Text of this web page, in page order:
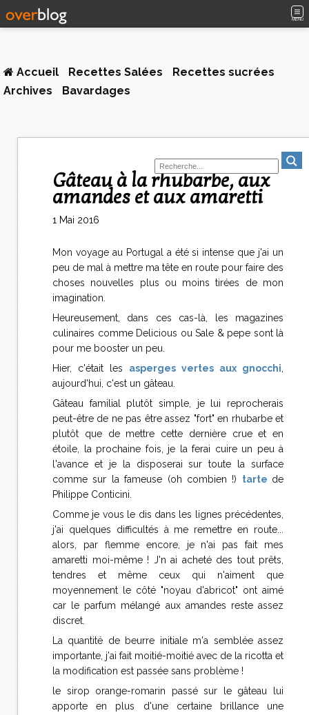
MENU
Accueil Recettes Salées
Recettes sucrées
Archives
Bavardages
Gâteau à la rhubarbe, aux
amandes et aux amaretti
1 Mai 2016
Mon voyage au Portugal a été si intense que j'ai un
peu de mal à mettre ma tête en route pour faire des
choses nouvelles plus ou moins tirées de mon
imagination.
Heureusement, dans ces cas-là, les magazines
culinaires comme Delicious ou Sale & pepe sont là
pour me booster un peu.
Hier, c'était les asperges vertes aux gnocchi
aujourd'hui, c'est un gâteau.
Gâteau familial plutôt simple, je lui reprocherais
peut-être de ne pas être assez "fort" en rhubarbe et
plutôt que de mettre cette dernière crue et en
étoile, la prochaine fois, je la ferai cuire un peu à
l'avance et je la disposerai sur toute la surface
comme sur la fameuse (oh combien !) tarte de
Philippe Conticini.
Comme je vous le dis dans les lignes précédentes,
j'ai quelques difficultés à me remettre en route...
alors, par flemme encore, je n'ai pas fait mes
amaretti moi-même ! J'n ai acheté des tout prêts,
tendres et même ceux qui n'aiment que
moyennement le côté "noyau d'abricot" ont aimé
car le parfum mélangé aux amandes reste assez
discret.
La quantité de beurre initiale m'a semblée assez
importante, j'ai fait moitié-moitié avec de la ricotta et
la modification est passée sans problème !
le sirop orange-romarin passé sur le gâteau lui
apporte en plus d'une certaine brillance une